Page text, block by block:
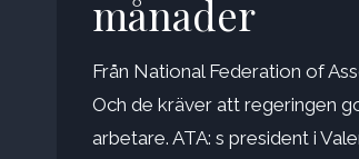
månader
Från National Federation of
Och de kräver att regeringen
arbetare. ATA: s president i